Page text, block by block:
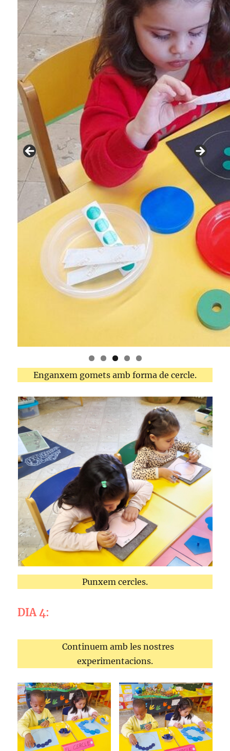
Enganxem gomets amb forma de cercle.
Punxem cercles.
DIA 4:
Continuem amb les nostres
experimentacions.